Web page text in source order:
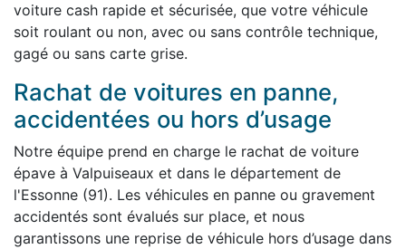
voiture cash rapide et sécurisée, que votre véhicule
soit roulant ou non, avec ou sans contrôle technique,
gagé ou sans carte grise.
Rachat de voitures en panne,
accidentées ou hors d’usage
Notre équipe prend en charge le rachat de voiture
épave à Valpuiseaux et dans le département de
l'Essonne (91). Les véhicules en panne ou gravement
accidentés sont évalués sur place, et nous
garantissons une reprise de véhicule hors d’usage dans